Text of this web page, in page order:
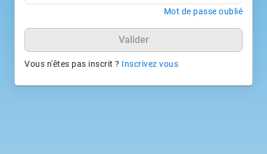
Mot de passe oublié
Valider
Vous n'êtes pas inscrit ? Inscrivez vous